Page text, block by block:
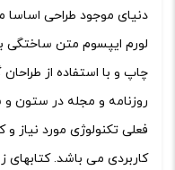
دنیای موجود طراحی اساسا
لورم ایپسوم متن ساختگی
چاپ و با استفاده از
روزنامه و مجله در ستون و
فعلی تکنولوژی مورد نیاز و
کاربردی می باشد.